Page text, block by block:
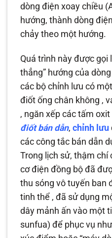
dòng điện xoay chiều
hướng, thành dòng
chảy theo một hướng.
Quá trình này được gọi
thẳng” hướng của
các bộ chỉnh lưu có
điốt ống chân không ,
, ngăn xếp các tấm
điốt bán dẫn,chỉnh lưu
các công tắc bán dẫn
Trong lịch sử, thậm chí
cơ điện đồng bộ đã
thu sóng vô tuyến ban
tinh thể , đã sử dụng
dây mảnh ấn vào một
sunfua) để phục vụ